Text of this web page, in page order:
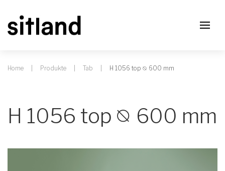
Home Produkte Tab H 1056 top ⦰ 600 mm
H 1056 top ⦰ 600 mm